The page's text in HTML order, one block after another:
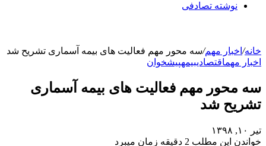
نوشته تصادفی
خانه/ اخبار مهم/سه محور مهم فعالیت های بیمه آسماری تشریح شد
اخبار مهماقتصادیبیمهپیشخوان
سه محور مهم فعالیت های بیمه آسماری
تشریح شد
تیر ۱۰, ۱۳۹۸
خواندن این مطلب 2 دقیقه زمان میبرد